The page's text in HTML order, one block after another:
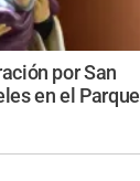
por San
en el Parque